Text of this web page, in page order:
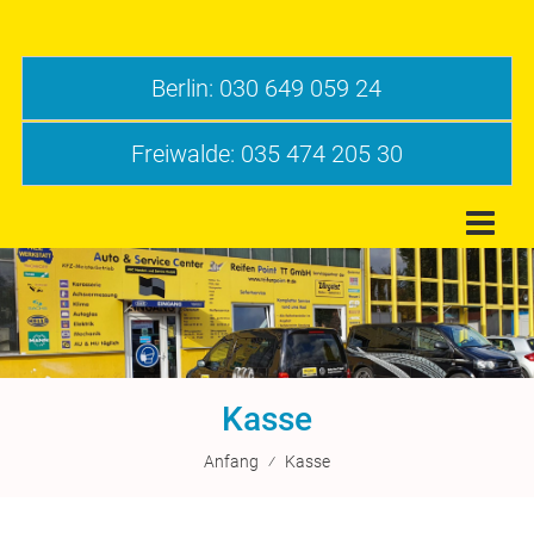
Berlin: 030 649 059 24
Freiwalde: 035 474 205 30
Kasse
Anfang ⁄ Kasse